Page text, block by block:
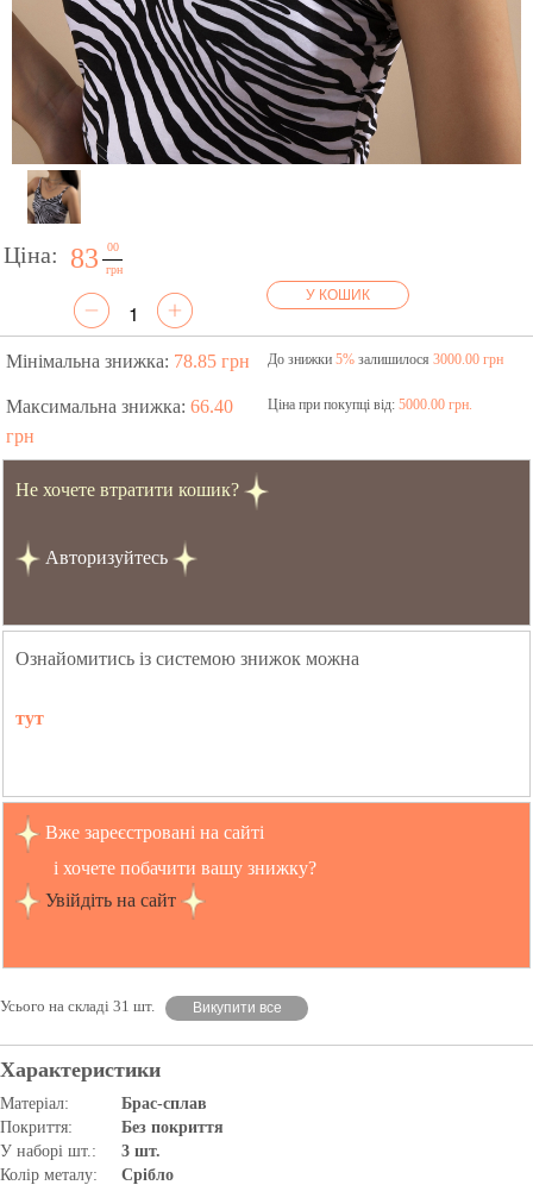
Ціна: 83
00
грн
У КОШИК
Мінімальна знижка: 78.85 грн До знижки 5%залишилося 3000.00 грн
Максимальна знижка: 66.40
грн
Ціна при покупці від: 5000.00 грн.
Не хочете втратити кошик?
Авторизуйтесь
Ознайомитись із системою знижок можна
тут
Вже зареєстровані на сайті
і хочете побачити вашу знижку?
Увійдіть на сайт
Усього на складі 31 шт. Викупити все
Характеристики
Матеріал:
Брас-сплав
Покриття:
Без покриття
У наборі шт.:
3 шт.
Колір металу:
Срібло